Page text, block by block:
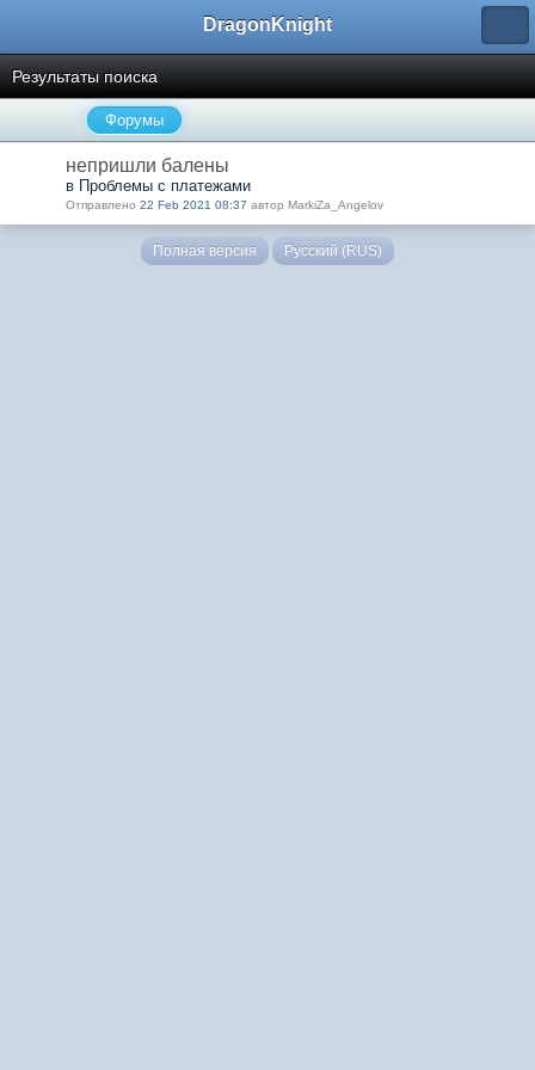
DragonKnight
Результаты поиска
Форумы
непришли балены
в Проблемы с платежами
Отправлено 22 Feb 2021 08:37 автор MarkiZa_Angelov
Полная версия Русский (RUS)